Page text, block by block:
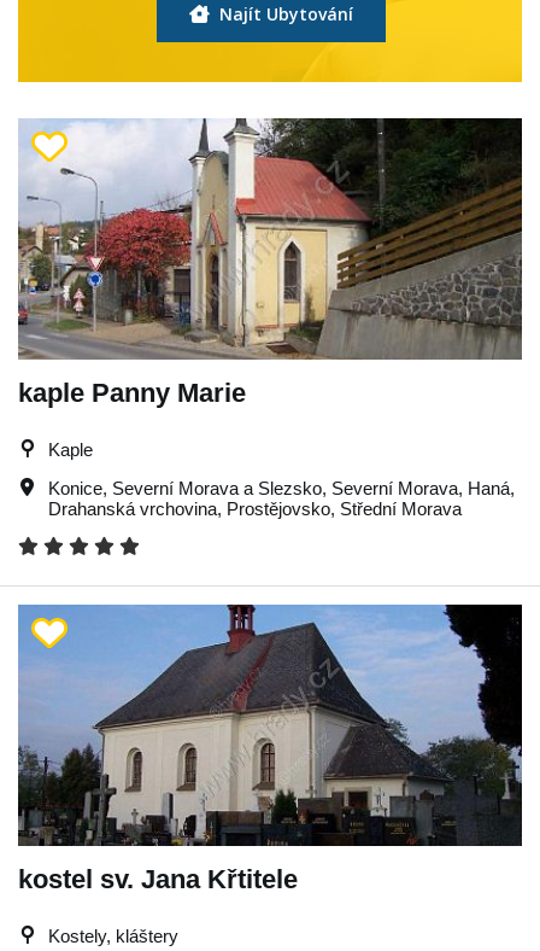
Najít Ubytování
kaple Panny Marie
Kaple
Konice, Severní Morava a Slezsko, Severní Morava, Haná,
Drahanská vrchovina, Prostějovsko, Střední Morava
kostel sv. Jana Křtitele
Kostely, kláštery